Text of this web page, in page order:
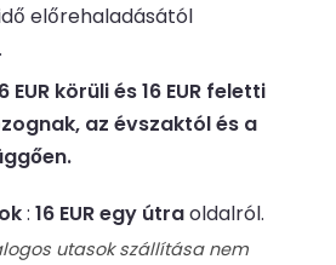
előrehaladásától
körüli és 16 EUR feletti
az évszaktól és a
: 16 EUR egy útraoldalról.
utasok szállítása nem